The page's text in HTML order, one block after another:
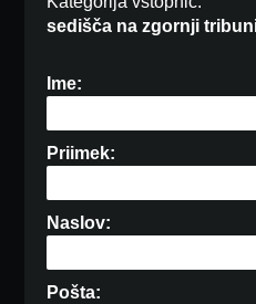
sedišča na zgornji
Ime:
Priimek:
Naslov:
Pošta: